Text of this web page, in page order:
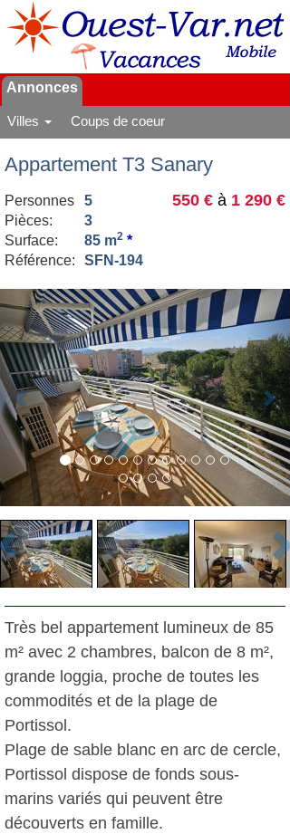
Annonces
Villes Coups de coeur
Appartement T3 Sanary
550 € à 1 290 €
Personnes
5
Pièces:
3
Surface:
85 m2 *
Référence:
SFN-194
Très bel appartement lumineux de 85
m² avec 2 chambres, balcon de 8 m²,
grande loggia, proche de toutes les
commodités et de la plage de
Portissol.
Plage de sable blanc en arc de cercle,
Portissol dispose de fonds sous-
marins variés qui peuvent être
découverts en famille.